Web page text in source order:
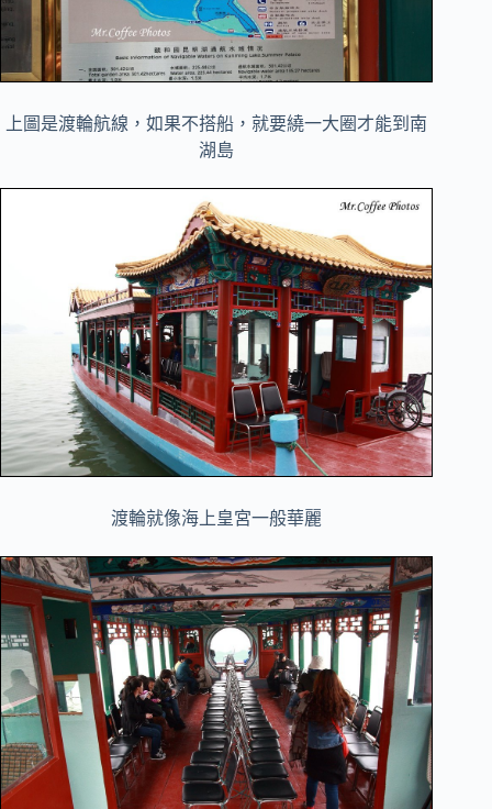
上圖是渡輪航線，如果不搭船，就要繞一大圈才能到南
湖島
渡輪就像海上皇宮一般華麗